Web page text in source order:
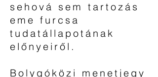
sehová sem tartozás
eme furcsa
tudatállapotának
előnyeiről.
Bolygóközi menetjegy